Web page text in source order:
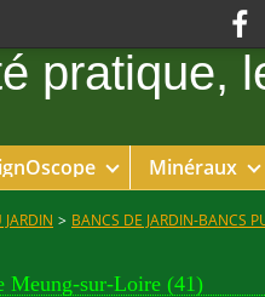
Minéraux
JARDIN > BANCS DE JARDIN-BANCS
Meung-sur-Loire (41)